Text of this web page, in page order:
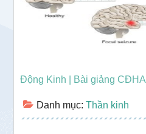
Động Kinh | Bài giảng CĐHA
Danh mục:Thần kinh